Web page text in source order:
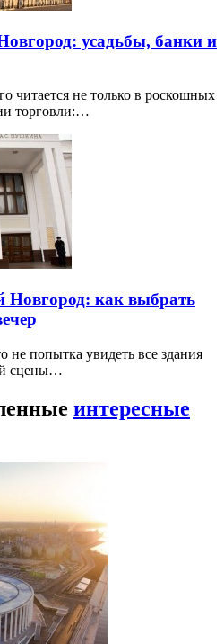
усадьбы, банки и
читается не только в роскошных
торговли:…
как выбрать
попытка увидеть все здания
сцены…
интересные